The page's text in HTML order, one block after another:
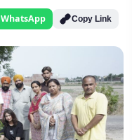
WhatsApp Copy Link